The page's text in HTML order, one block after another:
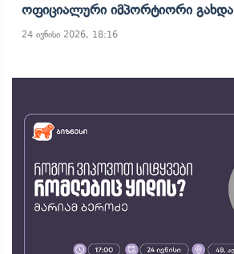
Ოფიციალური Იმპორტიორი Გახდა
24 ივნისი 2026, 18:16